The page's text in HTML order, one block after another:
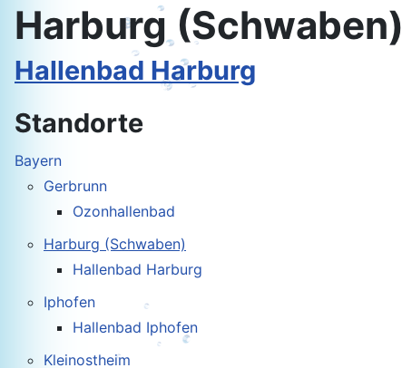
Standorte
Bayern
Gerbrunn
Ozonhallenbad
Harburg (Schwaben)
Hallenbad Harburg
Iphofen
Hallenbad Iphofen
Kleinostheim
Harburg (Schwaben)
Hallenbad Harburg